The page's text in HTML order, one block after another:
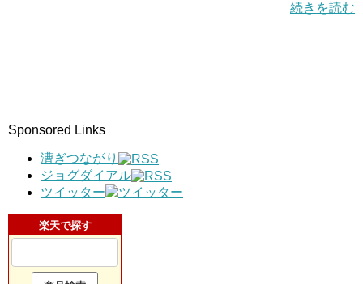
続きを読む
Sponsored Links
漕ぎつながり
ジョグダイアル
ツイッター
楽天で探す